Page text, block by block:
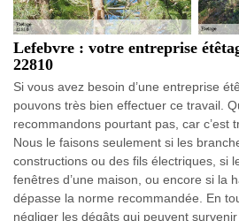
Lefebvre : votre entreprise
22810
Si vous avez besoin d’une entreprise
pouvons très bien effectuer ce travail.
recommandons pourtant pas, car c’est
Nous le faisons seulement si les
constructions ou des fils électriques, si
fenêtres d’une maison, ou encore si la
dépasse la norme recommandée. En
négliger les dégâts qui peuvent